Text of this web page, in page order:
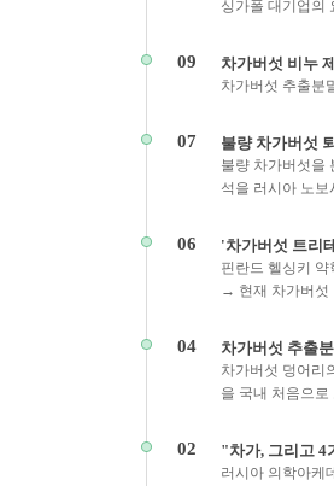
싱가폴 대기업의
09 차가버섯 비누
차가버섯 추출분
07 불량 차가버섯
불량 차가버섯을
석을 러시아 노
06 '차가버섯 트리
핀란드 헬싱키
→ 현재 차가버섯
04 차가버섯 추출
차가버섯 덩어리
을 국내 처음으로
02 "차가, 그리고 4
러시아 의학아케